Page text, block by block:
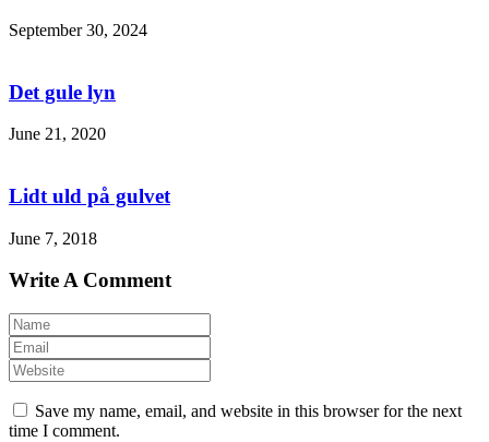
September 30, 2024
Det gule lyn
June 21, 2020
Lidt uld på gulvet
June 7, 2018
Write A Comment
Save my name, email, and website in this browser for the next
time I comment.